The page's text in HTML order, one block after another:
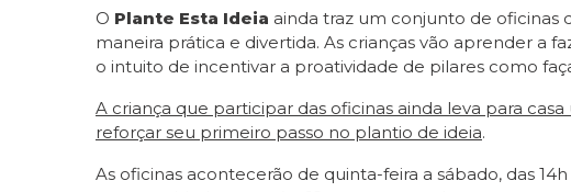
O Plante Esta Ideia ainda traz um conjunto de oficinas
maneira prática e divertida. As crianças vão aprender a
o intuito de incentivar a proatividade de pilares como
A criança que participar das oficinas ainda leva para
reforçar seu primeiro passo no plantio de ideia.
As oficinas acontecerão de quinta-feira a sábado, das